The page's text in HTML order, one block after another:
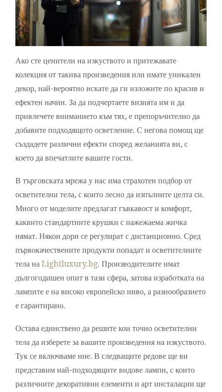
Ако сте ценители на изкуството и притежавате
колекция от такива произведения или имате уникален
декор, най-вероятно искате да ги изложите по красив и
ефектен начин. За да подчертаете визията им и да
привлечете вниманието към тях, е препоръчително да
добавите подходящото осветление. С негова помощ ще
създадете различни ефекти според желанията ви, с
което да впечатлите вашите гости.
В търговската мрежа у нас има страхотен подбор от
осветителни тела, с които лесно да изпълните целта си.
Много от моделите предлагат гъвкавост и комфорт,
каквито стандартните крушки с нажежаема жичка
нямат. Някои дори се регулират с дистанционно. Сред
първокачествените продукти попадат и осветителните
тела наLightluxury.bg. Производителите имат
дългогодишен опит в тази сфера, затова изработката на
лампите е на високо европейско ниво, а разнообразието
е гарантирано.
Остава единствено да решите кои точно осветителни
тела да изберете за вашите произведения на изкуството.
Тук се включваме ние. В следващите редове ще ви
представим най-подходящите видове лампи, с които
различните декоративни елементи и арт инсталации ще